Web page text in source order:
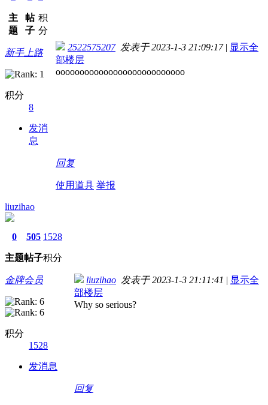
主
题
帖
子
积
分
新手上路
积分
8
发消
息
2522575207发表于 2023-1-3 21:09:17 | 显示全
部楼层
ooooooooooooooooooooooooooo
回复
使用道具 举报
liuzihao
0
主题
505
帖子
1528
积分
金牌会员
积分
1528
发消息
liuzihao 发表于 2023-1-3 21:11:41 | 显示全
部楼层
Why so serious?
回复